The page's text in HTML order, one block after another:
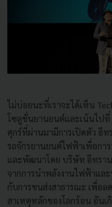
ไม่บ่อยนะที่เราจะได้เห็น
โซลูชั่นยานยนต์และเน้นไปที่
ศุกร์ที่ผ่านมามีการเปิดตัว อี
รถจักรยานยนต์ไฟฟ้าเพื่อกา
และพัฒนาโดย บริษัท อีทราน
จากการนำพลังงานไฟฟ้าแล
กับการขนส่งสาธารณะ เพื่อ
สาเหตุหลักของโลกร้อน อันเ